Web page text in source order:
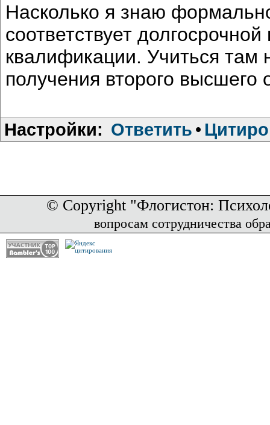
Насколько я знаю
соответствует
квалификации. Учиться там
получения второго
Настройки: Ответить •
© Copyright "Флогистон:
вопросам сотрудничества